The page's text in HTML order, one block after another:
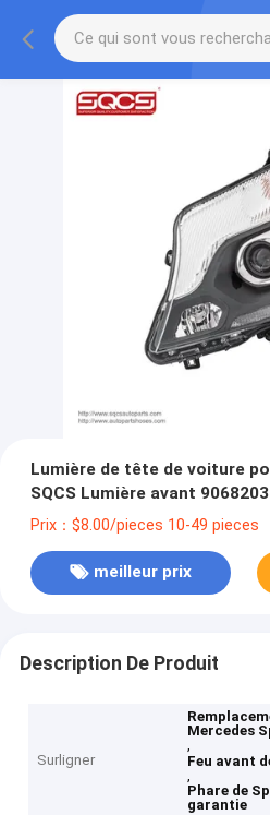
Lumière de tête de voiture
SQCS Lumière avant
Prix：$8.00/pieces 10-49 pieces
meilleur prix
Description De Produit
Surligner
Mercedes
,
Feu avant
,
Phare de
garantie